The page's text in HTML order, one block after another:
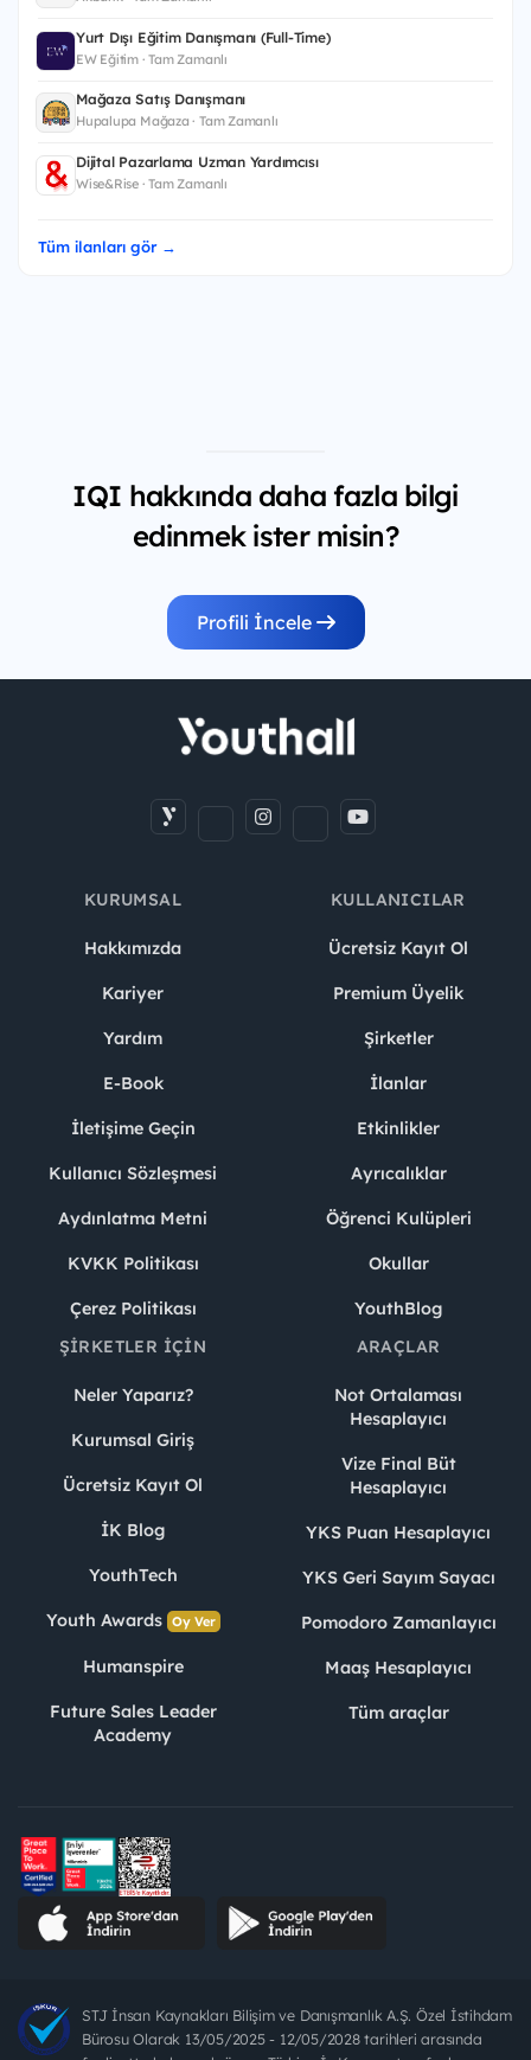
Yurt Dışı Eğitim Danışmanı (Full-Time)
EW Eğitim · Tam Zamanlı
Mağaza Satış Danışmanı
Hupalupa Mağaza · Tam Zamanlı
Dijital Pazarlama Uzman Yardımcısı
Wise&Rise · Tam Zamanlı
Tüm ilanları gör →
IQI hakkında daha fazla bilgi
edinmek ister misin?
Profili İncele
KURUMSAL
Hakkımızda
Kariyer
Yardım
E-Book
İletişime Geçin
Kullanıcı Sözleşmesi
Aydınlatma Metni
KVKK Politikası
Çerez Politikası
KULLANICILAR
Ücretsiz Kayıt Ol
Premium Üyelik
Şirketler
İlanlar
Etkinlikler
Ayrıcalıklar
Öğrenci Kulüpleri
Okullar
YouthBlog
ŞIRKETLER İÇIN
Neler Yaparız?
Kurumsal Giriş
Ücretsiz Kayıt Ol
İK Blog
YouthTech
Youth Awards Oy Ver
Humanspire
Future Sales Leader
Academy
ARAÇLAR
Not Ortalaması
Hesaplayıcı
Vize Final Büt
Hesaplayıcı
YKS Puan Hesaplayıcı
YKS Geri Sayım Sayacı
Pomodoro Zamanlayıcı
Maaş Hesaplayıcı
Tüm araçlar
STJ İnsan Kaynakları Bilişim ve Danışmanlık A.Ş. Özel İstihdam
Bürosu Olarak 13/05/2025 - 12/05/2028 tarihleri arasında